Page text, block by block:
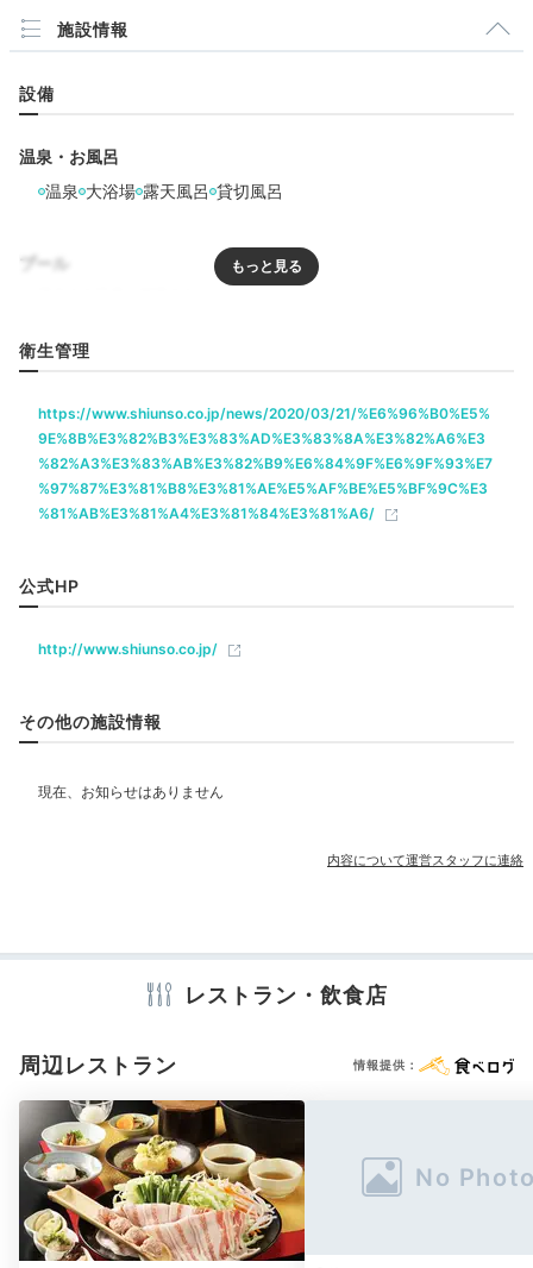
のでご安心を。こちらは無料で入れる「男爵の湯」。古
囲を気にせず、家族水入らずで温泉を楽しめます。
箱根の広告ポスターにも採用された変わった作りの温泉
に娘は大はしゃぎ♪ゆっくり浸かり疲れがとれました。
Dinner
17:30
お部屋でゆっくり
ち十割そばは絶品！小学生はお子様会席、小学生未満は
ハンバーグなどのお子様プレートを。お食い初め膳のプ
appleko.0301
お部屋食なので、ゆっくりお食事をいただくことができました。旬
のお刺身や焼き魚、手打ちのお蕎麦がとてもコシがあり美味しかっ
たです。
施設情報
設備
温泉・お風呂
温泉 大浴場 露天風呂 貸切風呂
プール
リラクゼーション
飲食
ルームサービス
露天風呂付客室
その他館内施設
セーフティボックス 洗浄機付トイレ
衛生管理
https://www.shiunso.co.jp/news/2020/03/21/%E6%96%B0%E5%
9E%8B%E3%82%B3%E3%83%AD%E3%83%8A%E3%82%A6%E3
%82%A3%E3%83%AB%E3%82%B9%E6%84%9F%E6%9F%93%E7
%97%87%E3%81%B8%E3%81%AE%E5%AF%BE%E5%BF%9C%E3
%81%AB%E3%81%A4%E3%81%84%E3%81%A6/
公式HP
http://www.shiunso.co.jp/
その他の施設情報
内容について運営スタッフに連絡
レストラン・飲食店
周辺レストラン 情報提供：